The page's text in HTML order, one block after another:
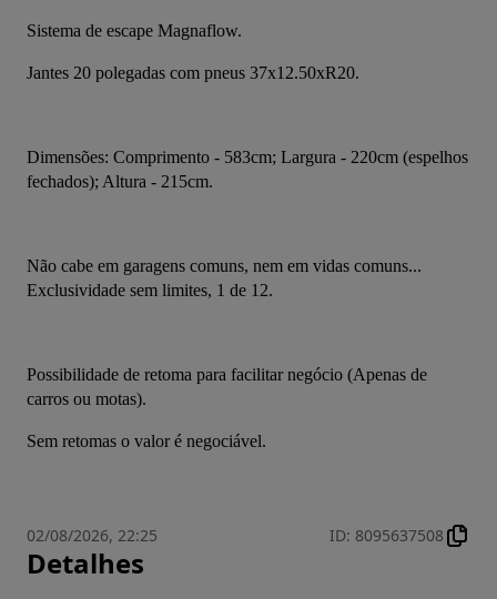
Sistema de escape Magnaflow.
Jantes 20 polegadas com pneus 37x12.50xR20.
Dimensões: Comprimento - 583cm; Largura - 220cm (espelhos
fechados); Altura - 215cm.
Não cabe em garagens comuns, nem em vidas comuns...
Exclusividade sem limites, 1 de 12.
Possibilidade de retoma para facilitar negócio (Apenas de
carros ou motas).
Sem retomas o valor é negociável.
02/08/2026, 22:25 ID: 8095637508
Detalhes